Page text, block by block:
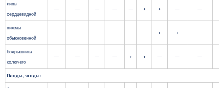
липы
сердцевидной
— — — — — + + — —
пижмы
обыкновенной
— — — — — — + + —
боярышника
колючего
— — — — + + — — —
Плоды, ягоды: